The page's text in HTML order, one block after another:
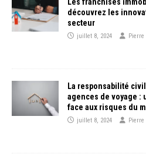
découvrez les
secteur
juillet 8, 2024
La responsabilité
agences de voyage :
face aux risques du
juillet 8, 2024